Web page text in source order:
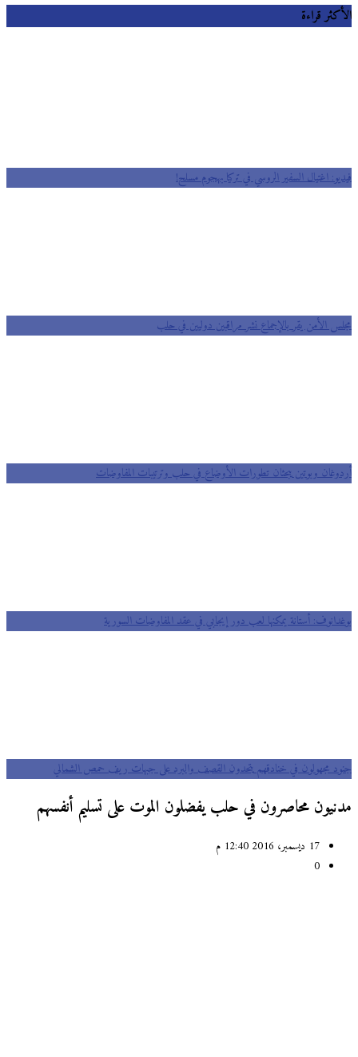
الأكثر قراءة
فيديو: اغتيال السفير الروسي في تركيا بهجوم مسلح!
مجلس الأمن يقر بالإجماع نشر مراقبين دوليين في حلب
أردوغان وبوتين يبحثان تطورات الأوضاع في حلب وترتيبات المفاوضات
بوغدانوف: أستانة يمكنها لعب دور إيجابي في عقد المفاوضات السورية
جنود مجهولون في خنادقهم يتحدون القصف والبرد على جبهات ريف حمص الشمالي
مدنيون محاصرون في حلب يفضلون الموت على تسليم أنفسهم
17 ديسمبر، 2016 12:40 م